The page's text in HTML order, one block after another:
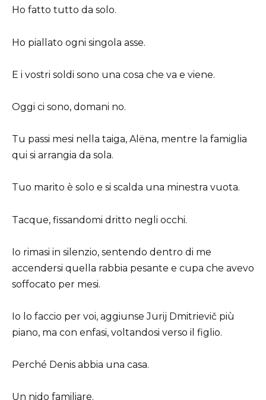
Ho fatto tutto da solo.
Ho piallato ogni singola asse.
E i vostri soldi sono una cosa che va e viene.
Oggi ci sono, domani no.
Tu passi mesi nella taiga, Alëna, mentre la famiglia
qui si arrangia da sola.
Tuo marito è solo e si scalda una minestra vuota.
Tacque, fissandomi dritto negli occhi.
Io rimasi in silenzio, sentendo dentro di me
accendersi quella rabbia pesante e cupa che avevo
soffocato per mesi.
Io lo faccio per voi, aggiunse Jurij Dmitrievič più
piano, ma con enfasi, voltandosi verso il figlio.
Perché Denis abbia una casa.
Un nido familiare.